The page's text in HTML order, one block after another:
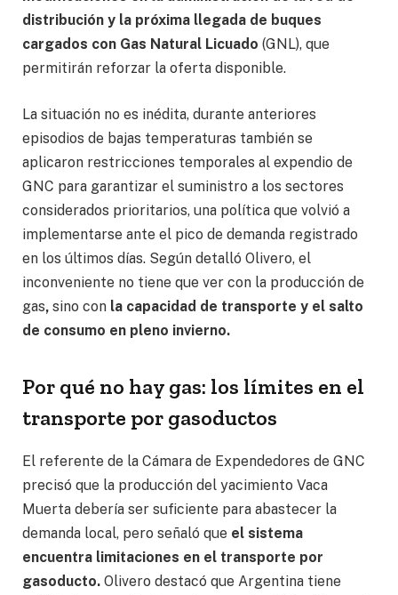
distribución y la próxima llegada de buques
cargados con Gas Natural Licuado (GNL), que
permitirán reforzar la oferta disponible.
La situación no es inédita, durante anteriores
episodios de bajas temperaturas también se
aplicaron restricciones temporales al expendio de
GNC para garantizar el suministro a los sectores
considerados prioritarios, una política que volvió a
implementarse ante el pico de demanda registrado
en los últimos días. Según detalló Olivero, el
inconveniente no tiene que ver con la producción de
gas, sino con la capacidad de transporte y el salto
de consumo en pleno invierno.
Por qué no hay gas: los límites en el
transporte por gasoductos
El referente de la Cámara de Expendedores de GNC
precisó que la producción del yacimiento Vaca
Muerta debería ser suficiente para abastecer la
demanda local, pero señaló que el sistema
encuentra limitaciones en el transporte por
gasoducto. Olivero destacó que Argentina tiene